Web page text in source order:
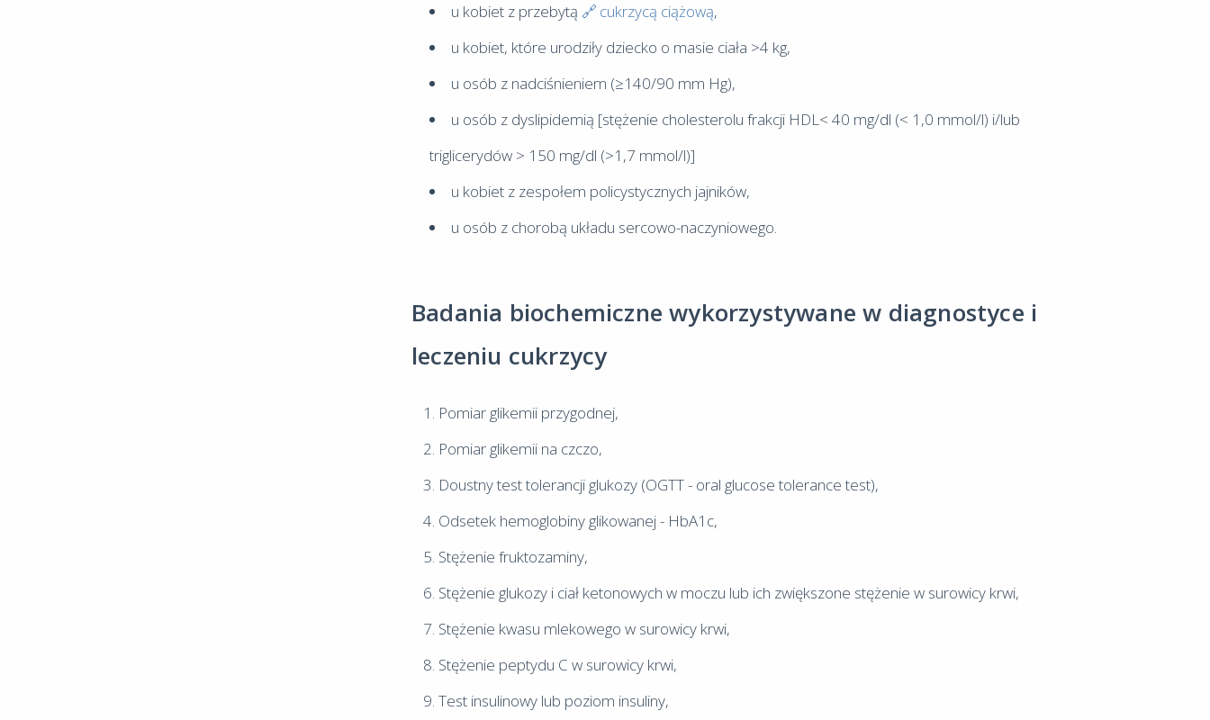
u kobiet z przebytą
cukrzycą ciążową,
u kobiet, które urodziły dziecko o masie ciała >4 kg,
u osób z nadciśnieniem (≥140/90 mm Hg),
u osób z dyslipidemią [stężenie cholesterolu frakcji HDL< 40 mg/dl (< 1,0 mmol/l) i/lub
triglicerydów > 150 mg/dl (>1,7 mmol/l)]
u kobiet z zespołem policystycznych jajników,
u osób z chorobą układu sercowo-naczyniowego.
Badania biochemiczne wykorzystywane w diagnostyce i
leczeniu cukrzycy
Pomiar glikemii przygodnej,
Pomiar glikemii na czczo,
Doustny test tolerancji glukozy (OGTT - oral glucose tolerance test),
Odsetek hemoglobiny glikowanej - HbA1c,
Stężenie fruktozaminy,
Stężenie glukozy i ciał ketonowych w moczu lub ich zwiększone stężenie w surowicy krwi,
Stężenie kwasu mlekowego w surowicy krwi,
Stężenie peptydu C w surowicy krwi,
Test insulinowy lub poziom insuliny,